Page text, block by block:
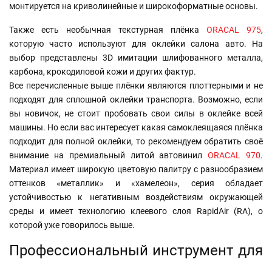
монтируется на криволинейные и широкоформатные основы.
Также есть необычная текстурная плёнка ORACAL 975,
которую часто используют для оклейки салона авто. На
выбор представлены 3D имитации шлифованного металла,
карбона, крокодиловой кожи и других фактур.
Все перечисленные выше плёнки являются плоттерными и не
подходят для сплошной оклейки транспорта. Возможно, если
вы новичок, не стоит пробовать свои силы в оклейке всей
машины. Но если вас интересует какая самоклеящаяся плёнка
подходит для полной оклейки, то рекомендуем обратить своё
внимание на премиальный литой автовинилORACAL 970.
Материал имеет широкую цветовую палитру с разнообразием
оттенков «металлик» и «хамелеон», серия обладает
устойчивостью к негативным воздействиям окружающей
среды и имеет технологию клеевого слоя RapidAir (RA), о
которой уже говорилось выше.
Профессиональный инструмент для